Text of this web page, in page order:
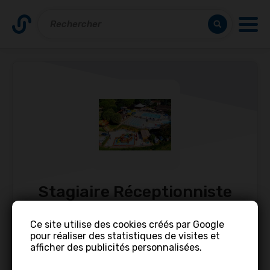
Stagiaire Réceptionniste
Offre d’emploi •Camping Capfun Les
Hauts de Ratebout• Temps plein /
Ce site utilise des cookies créés par Google
pour réaliser des statistiques de visites et
afficher des publicités personnalisées.